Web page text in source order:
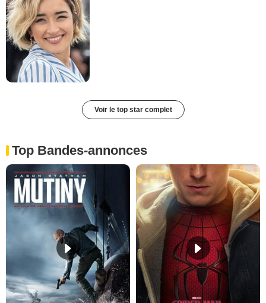
Voir le top star complet
Top Bandes-annonces